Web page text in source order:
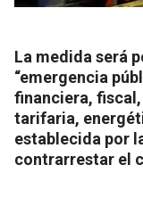
La medida será
“emergencia
financiera,
tarifaria,
establecida por
contrarrestar el